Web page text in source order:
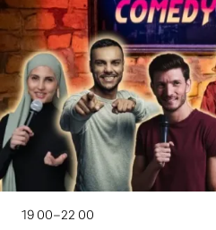
19 00–22 00